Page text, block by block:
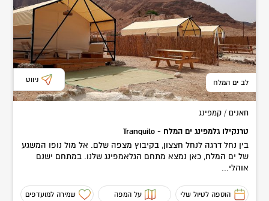
לב ים המלח ניווט
חאנים / קמפינג
טרנקילו גלמפינג ים המלח - Tranquilo
בין נחל דרגה לנחל חצצון, בקיבוץ מצפה שלם. אל מול נופו המשגע
של ים המלח, כאן נמצא מתחם הגלאמפינג שלנו. במתחם ישנם
אוהלי...
הוספה לטיול שלי על המפה שמירה למועדפים